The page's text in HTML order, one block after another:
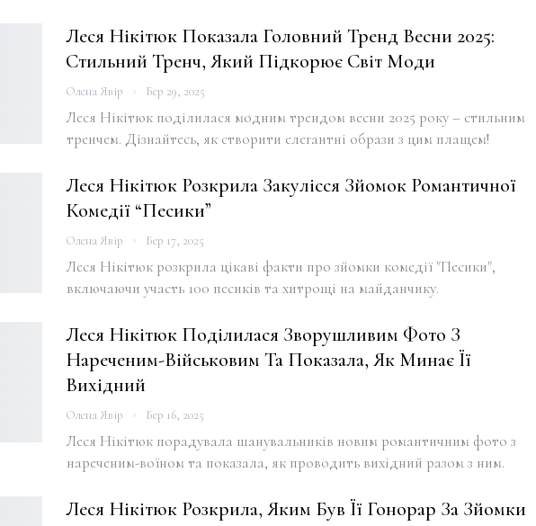
Леся Нікітюк Показала Головний Тренд Весни 2025:
Стильний Тренч, Який Підкорює Світ Моди
Олена Явір Бер 29, 2025
Леся Нікітюк поділилася модним трендом весни 2025 року – стильним
тренчем. Дізнайтесь, як створити елегантні образи з цим плащем!
Леся Нікітюк Розкрила Закулісся Зйомок Романтичної
Комедії “Песики”
Олена Явір Бер 17, 2025
Леся Нікітюк розкрила цікаві факти про зйомки комедії "Песики",
включаючи участь 100 песиків та хитрощі на майданчику.
Леся Нікітюк Поділилася Зворушливим Фото З
Нареченим-Військовим Та Показала, Як Минає Її
Вихідний
Олена Явір Бер 16, 2025
Леся Нікітюк порадувала шанувальників новим романтичним фото з
нареченим-воїном та показала, як проводить вихідний разом з ним.
Леся Нікітюк Розкрила, Яким Був Її Гонорар За Зйомки